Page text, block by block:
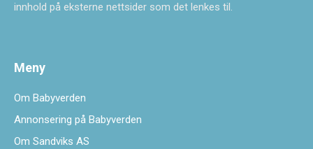
innhold på eksterne nettsider som det lenkes til.
Meny
Om Babyverden
Annonsering på Babyverden
Om Sandviks AS